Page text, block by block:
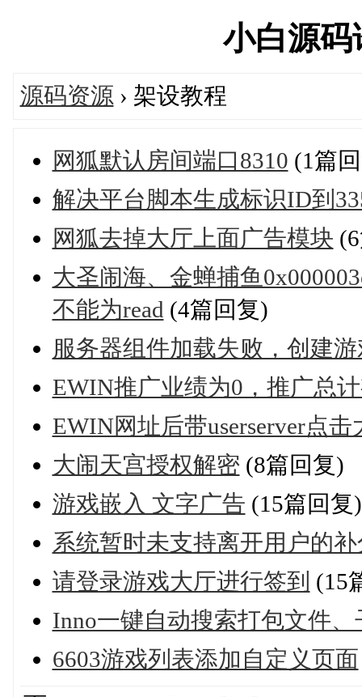
小白源
源码资源 › 架设教程
网狐默认房间端口8310 (1篇
解决平台脚本生成标识ID到
网狐去掉大厅上面广告模块
大圣闹海、金蝉捕鱼
不能为read (4篇回复)
服务器组件加载失败，创建
EWIN推广业绩为0，推广总
EWIN网址后带userserver点
大闹天宫授权解密(8篇回复)
游戏嵌入 文字广告 (15篇回复)
系统暂时未支持离开用户的
请登录游戏大厅进行签到 (15
Inno一键自动搜索打包文件
6603游戏列表添加自定义页面